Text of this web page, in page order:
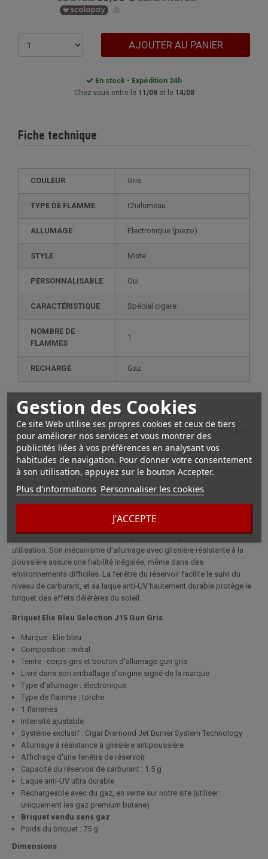
Gestion des Cookies
Ce site Web utilise ses propres cookies et ceux de tiers
pour améliorer nos services et vous montrer des
publicités liées à vos préférences en analysant vos
habitudes de navigation. Pour donner votre consentement
à son utilisation, appuyez sur le bouton Accepter.
Plus d'informations Personnaliser les cookies
J'ACCEPTE
AJOUTER AU PANIER
En stock - Expédition 24h
Chez vous entre le 11/08et le 14/08
Fiche technique
COULEUR Gris
TYPE DE FLAMME Chalumeau
ALLUMAGE électronique (piezo)
STYLE mixte
PERSONNALISABLE oui
CARACTÉRISTIQUE spécial cigare
NOMBRE DE
FLAMMES
1
RECHARGE gaz
En savoir plus
Description complète pour Briquet Elie Bleu Selection J15 Gun
Gris
Arborant un design élégant en gris avec un bouton d'allumage couleur
gun, le briquet tempête Elie Bleu J15 est un parfait exemple d'équilibre
Équipé d'un allumage électronique et d'une flamme torche robuste
propulsée par la technologie exclusive Cigar Diamond Jet Burner
utilisation. Son mécanisme d'allumage avec glissière résistante à la
poussière assure une fiabilité inégalée, même dans des
environnements difficiles. La fenêtre du réservoir facilite le suivi du
niveau de carburant, et sa laque anti-UV hautement durable protège le
briquet des effets délétères du soleil.
Briquet Elie Bleu Selection J15 Gun Gris
Marque : Elie bleu
Composition : métal
Teinte : corps gris et bouton d'allumage gun gris
Livré dans son emballage d'origine signé de la marque
Type d'allumage : électronique
Type de flamme : torche
1 flammes
Intensité ajustable
Système exclusif : Cigar Diamond Jet Burner System Technology
Allumage à résistance à glissière antipoussière
Affichage d'une fenêtre de réservoir
Capacité du réservoir de carburant : 1.5 g
Laque anti-UV ultra durable
Rechargeable avec du gaz, en vente sur notre site (utiliser
uniquement les gaz premium butane)
Briquet vendu sans gaz
Poids du briquet : 75 g
Dimensions